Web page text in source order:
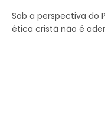
Sob a perspectiva do
ética cristã não é